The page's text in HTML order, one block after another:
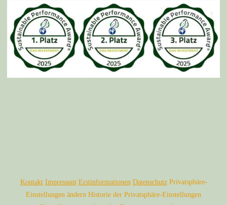
Kontakt Impressum Erstinformationen Datenschutz Privatsphäre-
Einstellungen ändern Historie der Privatsphäre-Einstellungen